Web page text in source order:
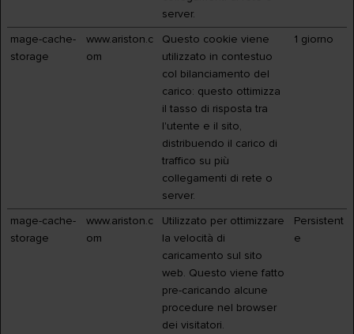
server.
mage-cache-
storage
www.ariston.c
om
Questo cookie viene
utilizzato in contestuo
col bilanciamento del
carico: questo ottimizza
il tasso di risposta tra
l'utente e il sito,
distribuendo il carico di
traffico su più
collegamenti di rete o
server.
1 giorno
mage-cache-
storage
www.ariston.c
om
Utilizzato per ottimizzare
la velocità di
caricamento sul sito
web. Questo viene fatto
pre-caricando alcune
procedure nel browser
dei visitatori.
Persistent
e